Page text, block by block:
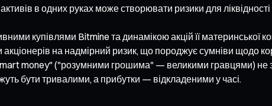
в одних руках може створювати ризики для
купівлями Bitmine та динамікою акцій її материнської
на надмірний ризик, що породжує сумніви щодо
money" ("розумними грошима" — великими гравцями) не
бути тривалими, а прибутки — відкладеними у часі.